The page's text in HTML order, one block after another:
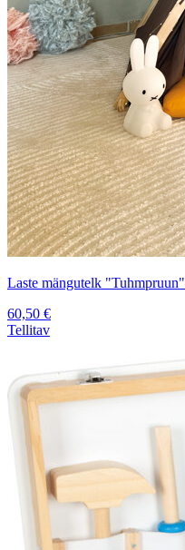
Laste mängutelk "Tuhmpruun"
60,50 €
Tellitav